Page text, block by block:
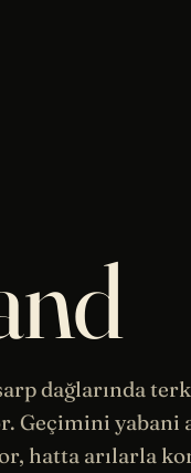
dağlarında
Geçimini yabani
hatta arılarla